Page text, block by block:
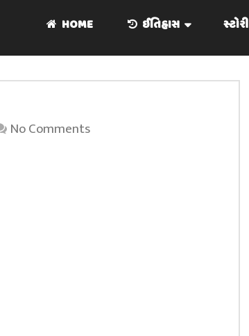
HOME ઈતિહાસ સ્ટોરી
No Comments